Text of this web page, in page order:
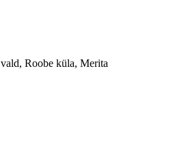
Roobe küla, Merita